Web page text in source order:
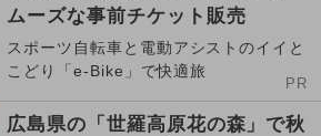
ムーズな事前チケット販売
スポーツ自転車と電動アシストのイイと
こどり「e-Bike」で快適旅
PR
広島県の「世羅高原花の森」で秋